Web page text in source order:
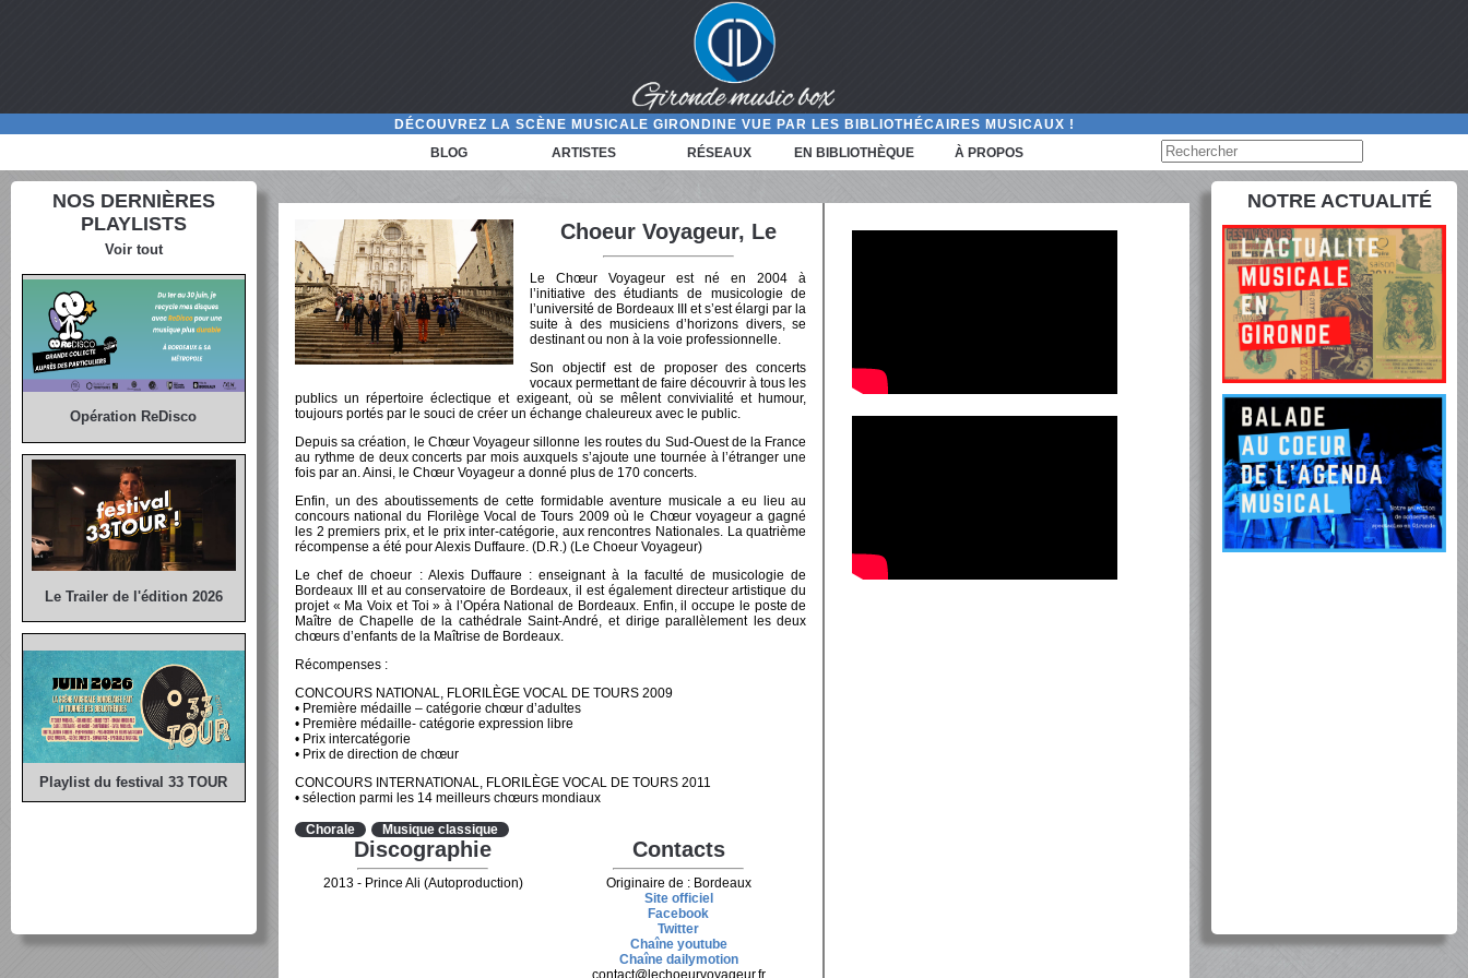
DÉCOUVREZ LA SCÈNE MUSICALE GIRONDINE VUE PAR LES BIBLIOTHÉCAIRES MUSICAUX !
BLOG
ARTISTES RÉSEAUX EN BIBLIOTHÈQUE À PROPOS
NOS DERNIÈRES
PLAYLISTS
Voir tout
Opération ReDisco
Le Trailer de l'édition 2026
Playlist du festival 33 TOUR
Choeur Voyageur, Le
Le Chœur Voyageur est né en 2004 à
l’initiative des étudiants de musicologie de
l’université de Bordeaux III et s’est élargi par la
suite à des musiciens d’horizons divers, se
destinant ou non à la voie professionnelle.
Son objectif est de proposer des concerts
vocaux permettant de faire découvrir à tous les
publics un répertoire éclectique et exigeant, où se mêlent convivialité et humour,
toujours portés par le souci de créer un échange chaleureux avec le public.
Depuis sa création, le Chœur Voyageur sillonne les routes du Sud-Ouest de la France
au rythme de deux concerts par mois auxquels s’ajoute une tournée à l’étranger une
fois par an. Ainsi, le Chœur Voyageur a donné plus de 170 concerts.
Enfin, un des aboutissements de cette formidable aventure musicale a eu lieu au
concours national du Florilège Vocal de Tours 2009 où le Chœur voyageur a gagné
les 2 premiers prix, et le prix inter-catégorie, aux rencontres Nationales. La quatrième
récompense a été pour Alexis Duffaure. (D.R.) (Le Choeur Voyageur)
Le chef de choeur : Alexis Duffaure : enseignant à la faculté de musicologie de
Bordeaux III et au conservatoire de Bordeaux, il est également directeur artistique du
projet « Ma Voix et Toi » à l’Opéra National de Bordeaux. Enfin, il occupe le poste de
Maître de Chapelle de la cathédrale Saint-André, et dirige parallèlement les deux
chœurs d’enfants de la Maîtrise de Bordeaux.
Récompenses :
CONCOURS NATIONAL, FLORILÈGE VOCAL DE TOURS 2009
• Première médaille – catégorie chœur d’adultes
• Première médaille- catégorie expression libre
• Prix intercatégorie
• Prix de direction de chœur
CONCOURS INTERNATIONAL, FLORILÈGE VOCAL DE TOURS 2011
• sélection parmi les 14 meilleurs chœurs mondiaux
Chorale Musique classique
Discographie
2013 - Prince Ali (Autoproduction)
Contacts
Originaire de : Bordeaux
Site officiel
Facebook
Twitter
Chaîne youtube
Chaîne dailymotion
contact@lechoeurvoyageur.fr
NOTRE ACTUALITÉ